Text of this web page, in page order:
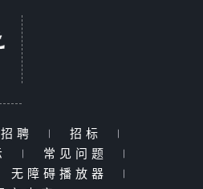
招聘 | 招标
|
| 常见问题
|
无障碍播放器
|